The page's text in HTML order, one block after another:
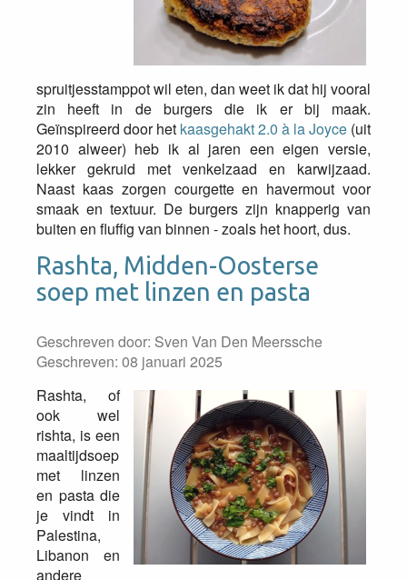
spruitjesstamppot wil eten, dan weet ik dat hij vooral
zin heeft in de burgers die ik er bij maak.
Geïnspireerd door het kaasgehakt 2.0 à la Joyce (uit
2010 alweer) heb ik al jaren een eigen versie,
lekker gekruid met venkelzaad en karwijzaad.
Naast kaas zorgen courgette en havermout voor
smaak en textuur. De burgers zijn knapperig van
buiten en fluffig van binnen - zoals het hoort, dus.
Rashta, Midden-Oosterse
soep met linzen en pasta
Geschreven door: Sven Van Den Meerssche
Geschreven: 08 januari 2025
Rashta, of
ook wel
rishta, is een
maaltijdsoep
met linzen
en pasta die
je vindt in
Palestina,
Libanon en
andere